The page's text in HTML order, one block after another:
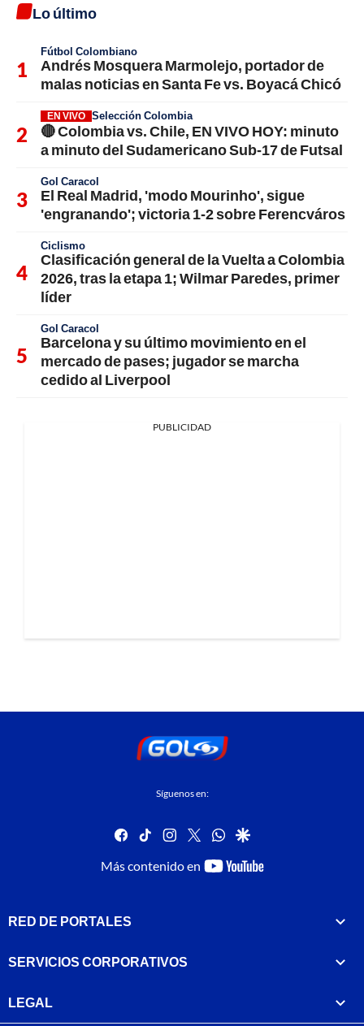
Lo último
Fútbol Colombiano
Andrés Mosquera Marmolejo, portador de
malas noticias en Santa Fe vs. Boyacá Chicó
EN VIVO Selección Colombia
🔴 Colombia vs. Chile, EN VIVO HOY: minuto
a minuto del Sudamericano Sub-17 de Futsal
Gol Caracol
El Real Madrid, 'modo Mourinho', sigue
'engranando'; victoria 1-2 sobre Ferencváros
Ciclismo
Clasificación general de la Vuelta a Colombia
2026, tras la etapa 1; Wilmar Paredes, primer
líder
Gol Caracol
Barcelona y su último movimiento en el
mercado de pases; jugador se marcha
cedido al Liverpool
PUBLICIDAD
Síguenos en:
facebook
tiktok instagram
twitterwhatsapp
google
Más contenido en
youtube-
RED DE PORTALES
SERVICIOS CORPORATIVOS
LEGAL